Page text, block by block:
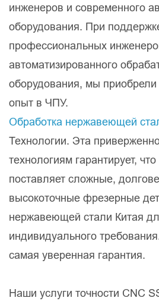
инженеров и современного
оборудования. При
профессиональных
автоматизированного
оборудования, мы приобрели
опыт в ЧПУ.
Обработка нержавеющей
Технологии. Эта
технологиям гарантирует,
поставляет сложные,
высокоточные фрезерные
нержавеющей стали Китая
индивидуального
самая уверенная гарантия.
Наши услуги точности CNC